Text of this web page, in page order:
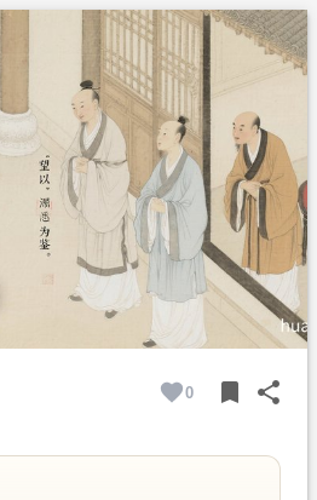
0 bookmark share